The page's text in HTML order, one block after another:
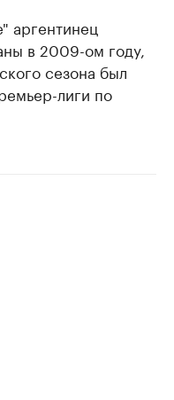
аргентинец
в 2009-ом году,
сезона был
лиги по